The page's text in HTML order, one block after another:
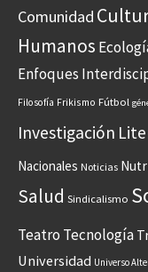
Comunidad
Humanos
Enfoques
Filosofía Frikismo Fútbol
Investigación
Nacionales Noticias
Salud Sindicalismo
Teatro Tecnología
Universidad Universo